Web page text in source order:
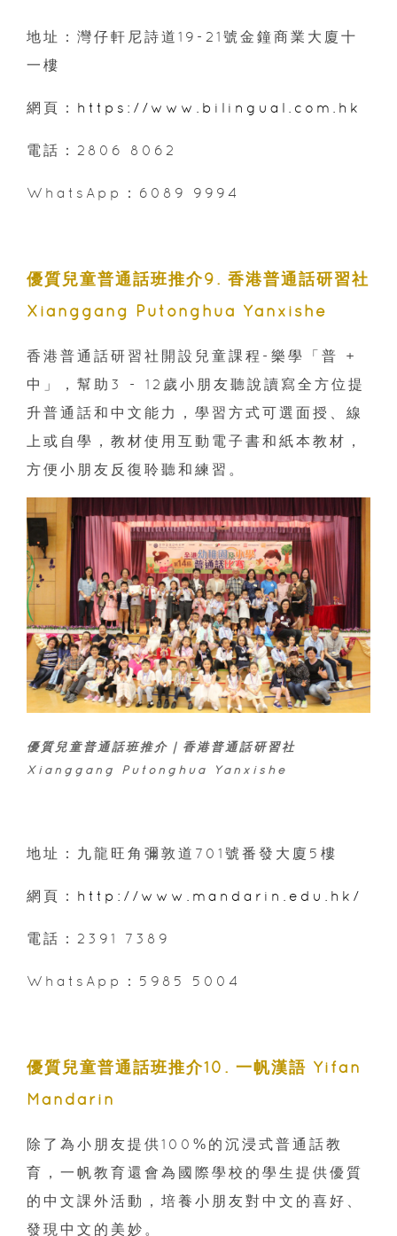
地址：灣仔軒尼詩道19-21號金鐘商業大廈十
一樓
網頁： https://www.bilingual.com.hk
電話：2806 8062
WhatsApp：6089 9994
優質兒童普通話班推介9. 香港普通話研習社
Xianggang Putonghua Yanxishe
香港普通話研習社開設兒童課程-樂學「普 +
中」，幫助 3 - 12歲小朋友聽說讀寫全方位提
升普通話和中文能力，學習方式可選面授、線
上或自學，教材使用互動電子書和紙本教材，
方便小朋友反復聆聽和練習。
優質兒童普通話班推介｜香港普通話研習社
Xianggang Putonghua Yanxishe
地址：九龍旺角彌敦道701號番發大廈5樓
網頁： http://www.mandarin.edu.hk/
電話：2391 7389
WhatsApp：5985 5004
優質兒童普通話班推介10 . 一帆漢語 Yifan
Mandarin
除了為小朋友提供100%的沉浸式普通話教
育，一帆教育還會為國際學校的學生提供優質
的中文課外活動，培養小朋友對中文的喜好、
發現中文的美妙。